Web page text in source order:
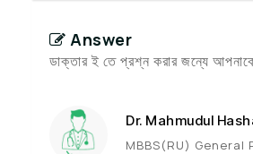
Answer
ডাক্তার ই তে প্রশ্ন করার জন্যে আপনাকে
Dr. Mahmudul
MBBS(RU) General